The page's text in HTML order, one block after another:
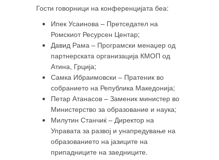
Гости говорници на конференцијата беа:
Ипек Усаинова – Претседател на
Ромскиот Ресурсен Центар;
Давид Рама – Програмски менаџер од
партнерската организација КМОП од
Атина, Грција;
Самка Ибраимовски – Пратеник во
собранието на Република Македонија;
Петар Атанасов – Заменик министер во
Министерство за образование и наука;
Милутин Станчиќ – Директор на
Управата за развој и унапредување на
образованието на јазиците на
припадниците на заедниците.